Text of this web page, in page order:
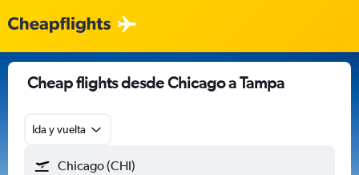
Cheap flights desde Chicago a Tampa
Ida y vuelta
Chicago (CHI)